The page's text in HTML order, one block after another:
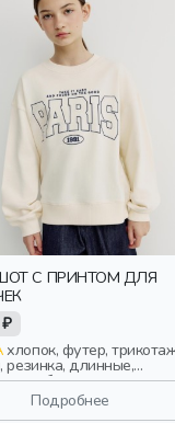
С ПРИНТОМ ДЛЯ
хлопок, футер, трикотаж,
резинка, длинные,
свободные, принт,
круглый вырез, объемные,
дети
Подробнее